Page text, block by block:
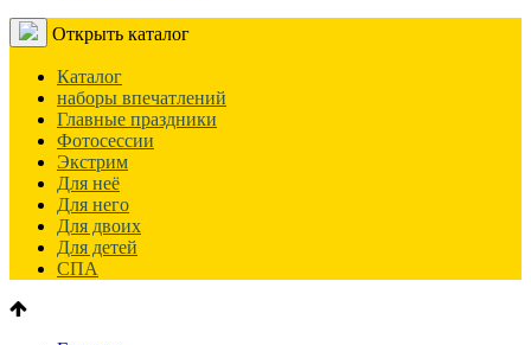
Открыть каталог
Каталог
наборы впечатлений
Главные праздники
Фотосессии
Экстрим
Для неё
Для него
Для двоих
Для детей
СПА